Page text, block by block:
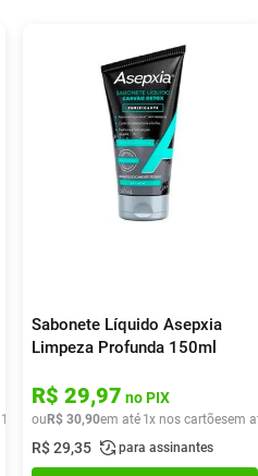
1 R$ 7, 90
Sabonete Líquido Asepxia
Limpeza Profunda 150ml
R$ 29,97 no PIX
ou R$ 30,90em até 1x nos cartõesem
R$29,35 para assinantes